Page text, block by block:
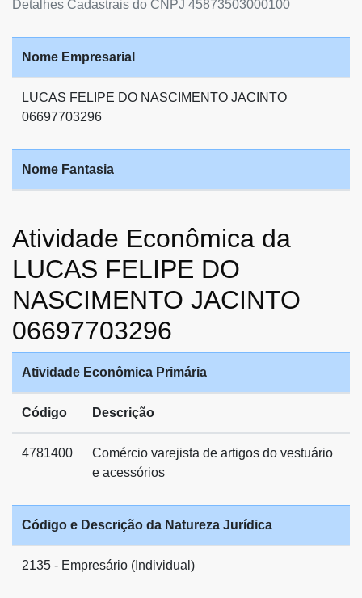
Detalhes Cadastrais do CNPJ 45873503000100
Nome Empresarial
LUCAS FELIPE DO NASCIMENTO JACINTO
06697703296
Nome Fantasia
Atividade Econômica da
LUCAS FELIPE DO
NASCIMENTO JACINTO
06697703296
Atividade Econômica Primária
Código Descrição
4781400
Comércio varejista de artigos do vestuário
e acessórios
Código e Descrição da Natureza Jurídica
2135 - Empresário (Individual)